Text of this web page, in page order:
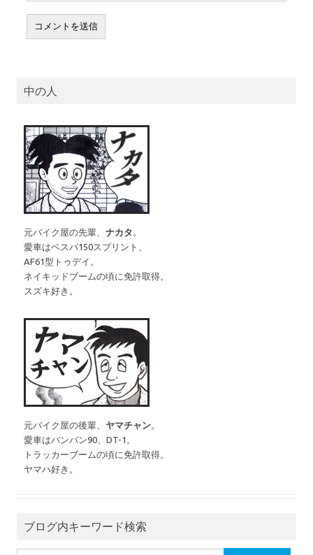
中の人
元バイク屋の先輩、 ナカタ 。
愛車はベスパ150スプリント、
AF61型トゥデイ。
ネイキッドブームの頃に免許取得。
スズキ好き。
元バイク屋の後輩、 ヤマチャン。
愛車はバンバン90、DT-1。
トラッカーブームの頃に免許取得。
ヤマハ好き。
ブログ内キーワード検索